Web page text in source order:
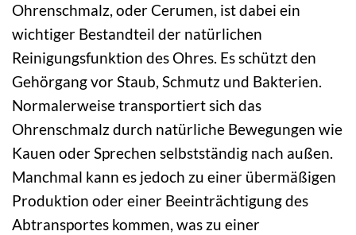
Ohrenschmalz, oder Cerumen, ist dabei ein
wichtiger Bestandteil der natürlichen
Reinigungsfunktion des Ohres. Es schützt den
Gehörgang vor Staub, Schmutz und Bakterien.
Normalerweise transportiert sich das
Ohrenschmalz durch natürliche Bewegungen wie
Kauen oder Sprechen selbstständig nach außen.
Manchmal kann es jedoch zu einer übermäßigen
Produktion oder einer Beeinträchtigung des
Abtransportes kommen, was zu einer